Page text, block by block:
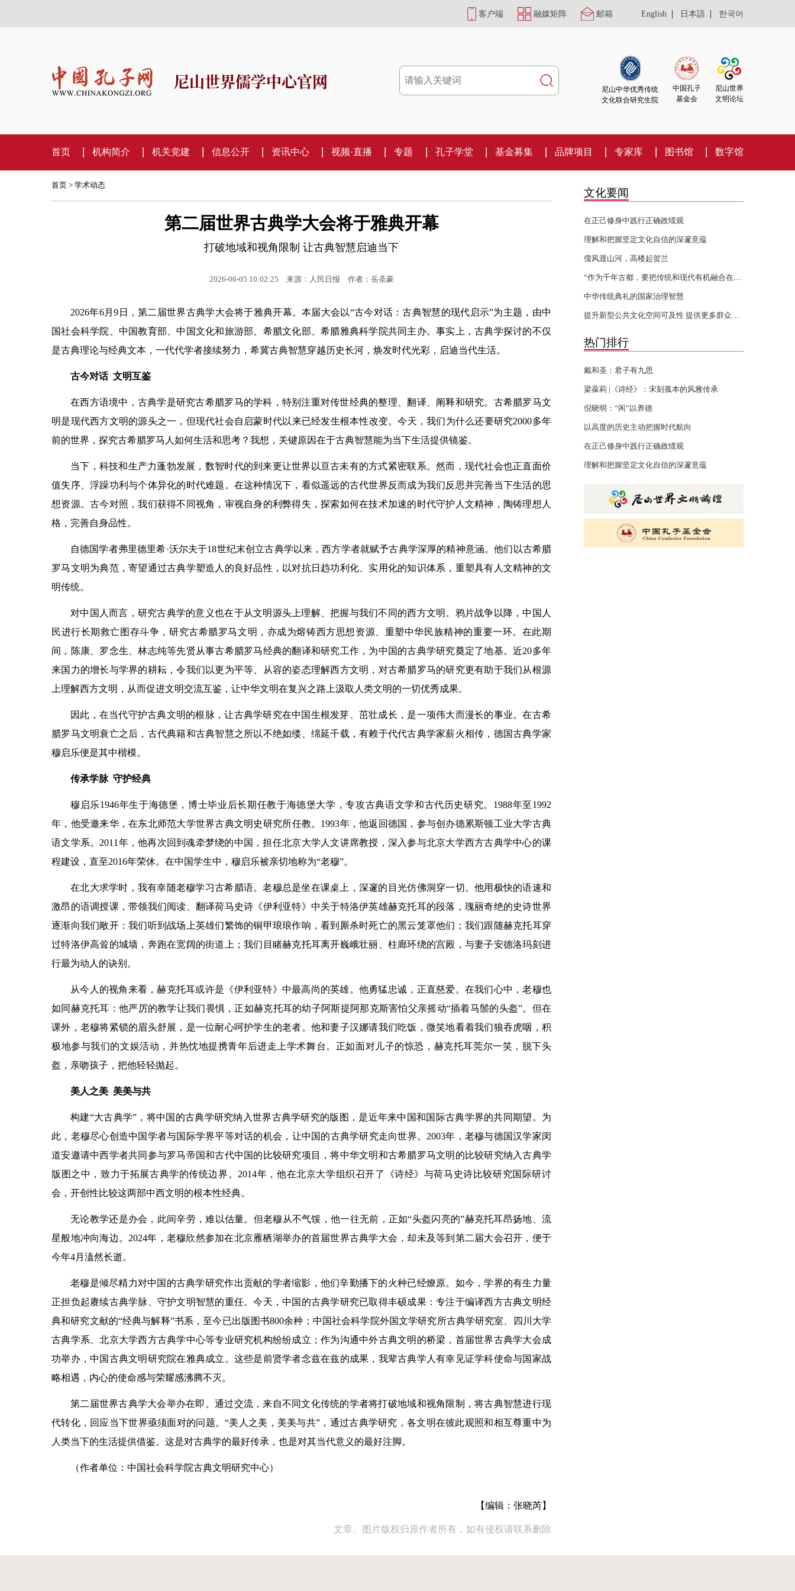
客户端 融媒矩阵 邮箱 English | 日本語 | 한국어
尼山世界儒学中心官网
尼山中华优秀传统
文化联合研究生院
中国孔子
基金会
尼山世界
文明论坛
首页 机构简介 机关党建 信息公开 资讯中心 视频·直播 专题 孔子学堂 基金募集 品牌项目 专家库 图书馆 数字馆
首页 > 学术动态
第二届世界古典学大会将于雅典开幕
打破地域和视角限制 让古典智慧启迪当下
2026-06-05 10:02:25 来源：人民日报 作者：岳圣豪
2026年6月9日，第二届世界古典学大会将于雅典开幕。本届大会以“古今对话：古典智慧的现代启示”为主题，由中
国社会科学院、中国教育部、中国文化和旅游部、希腊文化部、希腊雅典科学院共同主办。事实上，古典学探讨的不仅
是古典理论与经典文本，一代代学者接续努力，希冀古典智慧穿越历史长河，焕发时代光彩，启迪当代生活。
古今对话 文明互鉴
在西方语境中，古典学是研究古希腊罗马的学科，特别注重对传世经典的整理、翻译、阐释和研究。古希腊罗马文
明是现代西方文明的源头之一，但现代社会自启蒙时代以来已经发生根本性改变。今天，我们为什么还要研究2000多年
前的世界，探究古希腊罗马人如何生活和思考？我想，关键原因在于古典智慧能为当下生活提供镜鉴。
当下，科技和生产力蓬勃发展，数智时代的到来更让世界以亘古未有的方式紧密联系。然而，现代社会也正直面价
值失序、浮躁功利与个体异化的时代难题。在这种情况下，看似遥远的古代世界反而成为我们反思并完善当下生活的思
想资源。古今对照，我们获得不同视角，审视自身的利弊得失，探索如何在技术加速的时代守护人文精神，陶铸理想人
格，完善自身品性。
自德国学者弗里德里希·沃尔夫于18世纪末创立古典学以来，西方学者就赋予古典学深厚的精神意涵。他们以古希腊
罗马文明为典范，寄望通过古典学塑造人的良好品性，以对抗日趋功利化、实用化的知识体系，重塑具有人文精神的文
明传统。
对中国人而言，研究古典学的意义也在于从文明源头上理解、把握与我们不同的西方文明。鸦片战争以降，中国人
民进行长期救亡图存斗争，研究古希腊罗马文明，亦成为熔铸西方思想资源、重塑中华民族精神的重要一环。在此期
间，陈康、罗念生、林志纯等先贤从事古希腊罗马经典的翻译和研究工作，为中国的古典学研究奠定了地基。近20多年
来国力的增长与学界的耕耘，令我们以更为平等、从容的姿态理解西方文明，对古希腊罗马的研究更有助于我们从根源
上理解西方文明，从而促进文明交流互鉴，让中华文明在复兴之路上汲取人类文明的一切优秀成果。
因此，在当代守护古典文明的根脉，让古典学研究在中国生根发芽、茁壮成长，是一项伟大而漫长的事业。在古希
腊罗马文明衰亡之后，古代典籍和古典智慧之所以不绝如缕、绵延千载，有赖于代代古典学家薪火相传，德国古典学家
穆启乐便是其中楷模。
传承学脉 守护经典
穆启乐1946年生于海德堡，博士毕业后长期任教于海德堡大学，专攻古典语文学和古代历史研究。1988年至1992
年，他受邀来华，在东北师范大学世界古典文明史研究所任教。1993年，他返回德国，参与创办德累斯顿工业大学古典
语文学系。2011年，他再次回到魂牵梦绕的中国，担任北京大学人文讲席教授，深入参与北京大学西方古典学中心的课
程建设，直至2016年荣休。在中国学生中，穆启乐被亲切地称为“老穆”。
在北大求学时，我有幸随老穆学习古希腊语。老穆总是坐在课桌上，深邃的目光仿佛洞穿一切。他用极快的语速和
激昂的语调授课，带领我们阅读、翻译荷马史诗《伊利亚特》中关于特洛伊英雄赫克托耳的段落，瑰丽奇绝的史诗世界
逐渐向我们敞开：我们听到战场上英雄们繁饰的铜甲琅琅作响，看到厮杀时死亡的黑云笼罩他们；我们跟随赫克托耳穿
过特洛伊高耸的城墙，奔跑在宽阔的街道上；我们目睹赫克托耳离开巍峨壮丽、柱廊环绕的宫殿，与妻子安德洛玛刻进
行最为动人的诀别。
从今人的视角来看，赫克托耳或许是《伊利亚特》中最高尚的英雄。他勇猛忠诚，正直慈爱。在我们心中，老穆也
如同赫克托耳：他严厉的教学让我们畏惧，正如赫克托耳的幼子阿斯提阿那克斯害怕父亲摇动“插着马鬃的头盔”。但在
课外，老穆将紧锁的眉头舒展，是一位耐心呵护学生的老者。他和妻子汉娜请我们吃饭，微笑地看着我们狼吞虎咽，积
极地参与我们的文娱活动，并热忱地提携青年后进走上学术舞台。正如面对儿子的惊恐，赫克托耳莞尔一笑，脱下头
盔，亲吻孩子，把他轻轻抛起。
美人之美 美美与共
构建“大古典学”，将中国的古典学研究纳入世界古典学研究的版图，是近年来中国和国际古典学界的共同期望。为
此，老穆尽心创造中国学者与国际学界平等对话的机会，让中国的古典学研究走向世界。2003年，老穆与德国汉学家闵
道安邀请中西学者共同参与罗马帝国和古代中国的比较研究项目，将中华文明和古希腊罗马文明的比较研究纳入古典学
版图之中，致力于拓展古典学的传统边界。2014年，他在北京大学组织召开了《诗经》与荷马史诗比较研究国际研讨
会，开创性比较这两部中西文明的根本性经典。
无论教学还是办会，此间辛劳，难以估量。但老穆从不气馁，他一往无前，正如“头盔闪亮的”赫克托耳昂扬地、流
星般地冲向海边。2024年，老穆欣然参加在北京雁栖湖举办的首届世界古典学大会，却未及等到第二届大会召开，便于
今年4月溘然长逝。
老穆是倾尽精力对中国的古典学研究作出贡献的学者缩影，他们辛勤播下的火种已经燎原。如今，学界的有生力量
正担负起赓续古典学脉、守护文明智慧的重任。今天，中国的古典学研究已取得丰硕成果：专注于编译西方古典文明经
典和研究文献的“经典与解释”书系，至今已出版图书800余种；中国社会科学院外国文学研究所古典学研究室、四川大学
古典学系、北京大学西方古典学中心等专业研究机构纷纷成立；作为沟通中外古典文明的桥梁，首届世界古典学大会成
功举办，中国古典文明研究院在雅典成立。这些是前贤学者念兹在兹的成果，我辈古典学人有幸见证学科使命与国家战
略相遇，内心的使命感与荣耀感沸腾不灭。
第二届世界古典学大会举办在即。通过交流，来自不同文化传统的学者将打破地域和视角限制，将古典智慧进行现
代转化，回应当下世界亟须面对的问题。“美人之美，美美与共”，通过古典学研究，各文明在彼此观照和相互尊重中为
人类当下的生活提供借鉴。这是对古典学的最好传承，也是对其当代意义的最好注脚。
（作者单位：中国社会科学院古典文明研究中心）
【编辑：张晓芮】
文章、图片版权归原作者所有，如有侵权请联系删除
文化要闻
在正己修身中践行正确政绩观
理解和把握坚定文化自信的深邃意蕴
儒风渡山河，高楼起贺兰
中华传统典礼的国家治理智慧
热门排行
戴和圣：君子有九思
梁葆莉 |《诗经》：宋刻孤本的风雅传承
倪晓明：“闲”以养德
以高度的历史主动把握时代航向
在正己修身中践行正确政绩观
理解和把握坚定文化自信的深邃意蕴